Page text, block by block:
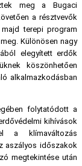
meg a Bugaci
a résztvevők
terepi program
Különösen nagy
elegyített erdők
köszönhetően
alkalmazkodásban
folytatódott a
kihívások
a klímaváltozás
aszályos időszakok
megtekintése után